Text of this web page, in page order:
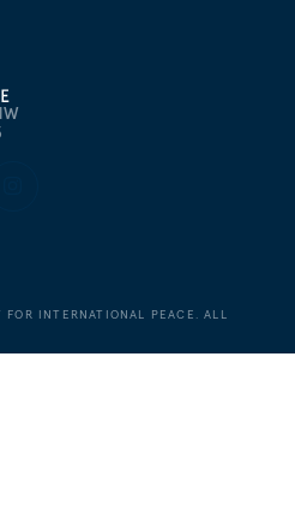
FOR INTERNATIONAL PEACE. ALL